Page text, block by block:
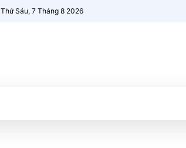
Thứ Sáu, 7 Tháng 8 2026